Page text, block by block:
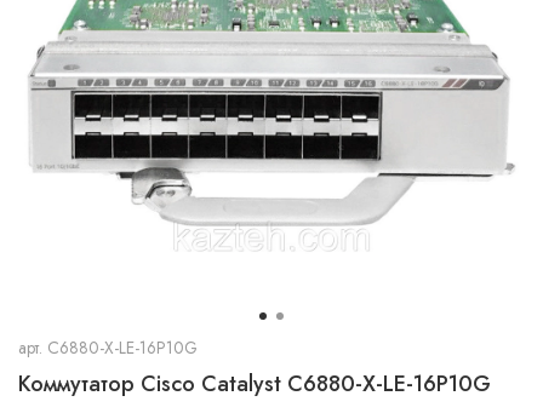
арт. C6880-X-LE-16P10G
Коммутатор Cisco Catalyst C6880-X-LE-16P10G